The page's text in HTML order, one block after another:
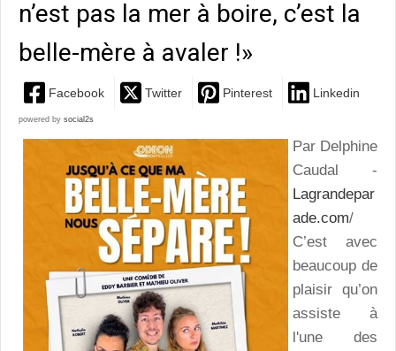
n’est pas la mer à boire, c’est la
belle-mère à avaler !»
Facebook Twitter Pinterest Linkedin
powered by social2s
Par Delphine
Caudal -
Lagrandepar
ade.com/
C’est avec
beaucoup de
plaisir qu’on
assiste à
l'une des